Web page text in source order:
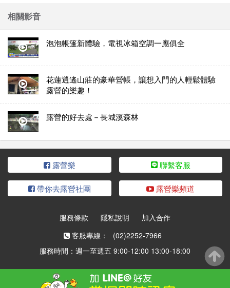
相關影音
泡泡帳篷新體驗，電視冰箱空調一應俱全
花蓮逍遙山莊的豪華營帳，讓想入門的人輕鬆體驗
露營的樂趣！
露營的好去處－長城溪森林
露營樂 聯繫客服
帶你去露營社團 露營樂頻道
服務條款 隱私說明
加入合作
客服專線：
(02)2252-7966
服務時間：週一至週五 9:00-12:00 13:00-18:00